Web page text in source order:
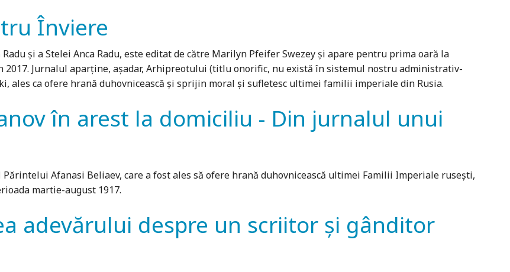
Înviere
și a Stelei Anca Radu, este editat de către Marilyn Pfeifer Swezey și apare pentru prima oară la
2017. Jurnalul aparține, așadar, Arhipreotului (titlu onorific, nu există în sistemul nostru administrativ-
ales ca ofere hrană duhovnicească și sprijin moral și sufletesc ultimei familii imperiale din Rusia.
în arest la domiciliu - Din jurnalul unui
Afanasi Beliaev, care a fost ales să ofere hrană duhovnicească ultimei Familii Imperiale rusești,
martie-august 1917.
adevărului despre un scriitor şi gânditor